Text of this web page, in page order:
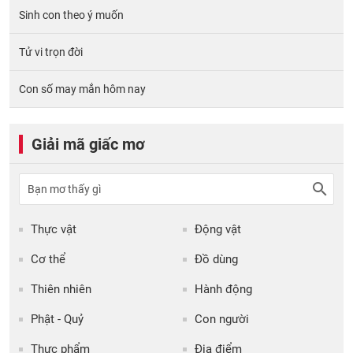
Sinh con theo ý muốn
Tử vi trọn đời
Con số may mắn hôm nay
Giải mã giấc mơ
Thực vật Động vật
Cơ thể Đồ dùng
Thiên nhiên Hành động
Phật - Quỷ Con người
Thực phẩm Địa điểm